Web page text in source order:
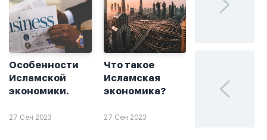
Особенности
Исламской
экономики.
27 Сен 2023
Что такое
Исламская
экономика?
27 Сен 2023
халяльное